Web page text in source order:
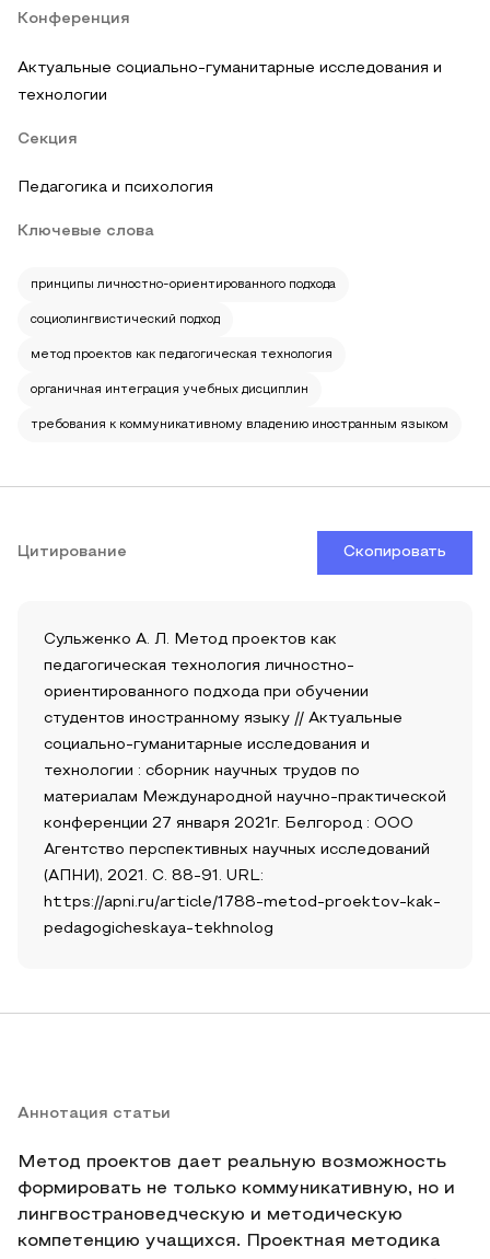
Конференция
Актуальные социально-гуманитарные исследования и
технологии
Секция
Педагогика и психология
Ключевые слова
принципы личностно-ориентированного подхода
социолингвистический подход
метод проектов как педагогическая технология
органичная интеграция учебных дисциплин
требования к коммуникативному владению иностранным языком
Цитирование Скопировать
Сульженко А. Л. Метод проектов как
педагогическая технология личностно-
ориентированного подхода при обучении
студентов иностранному языку // Актуальные
социально-гуманитарные исследования и
технологии : сборник научных трудов по
материалам Международной научно-практической
конференции 27 января 2021г. Белгород : ООО
Агентство перспективных научных исследований
(АПНИ), 2021. С. 88-91. URL:
https://apni.ru/article/1788-metod-proektov-kak-
pedagogicheskaya-tekhnolog
Аннотация статьи
Метод проектов дает реальную возможность
формировать не только коммуникативную, но и
лингвострановедческую и методическую
компетенцию учащихся. Проектная методика